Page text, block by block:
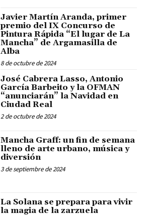
Javier Martín Aranda, primer
premio del IX Concurso de
Pintura Rápida “El lugar de La
Mancha” de Argamasilla de
Alba
8 de octubre de 2024
José Cabrera Lasso, Antonio
García Barbeito y la OFMAN
“anunciarán” la Navidad en
Ciudad Real
2 de octubre de 2024
Mancha Graff: un fin de semana
lleno de arte urbano, música y
diversión
3 de septiembre de 2024
La Solana se prepara para vivir
la magia de la zarzuela